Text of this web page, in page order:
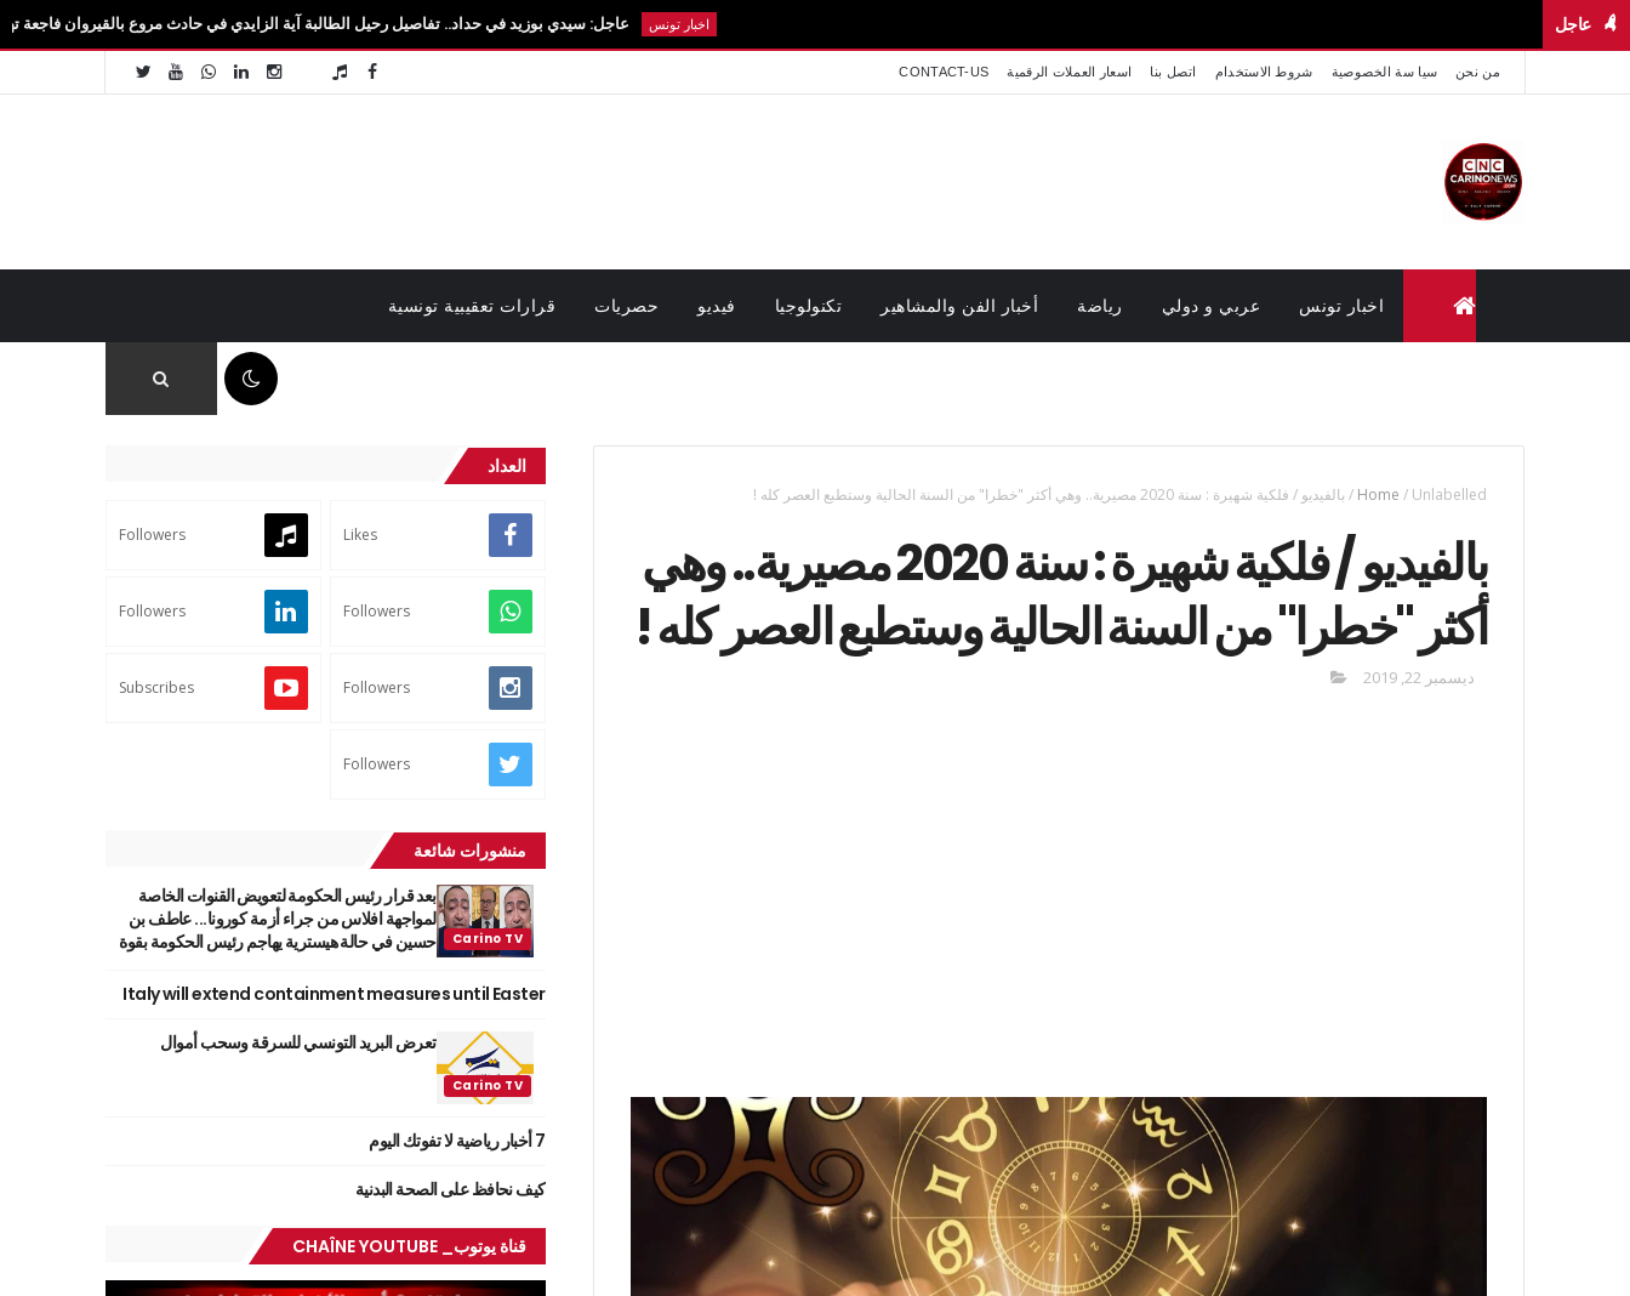
عاجل عاجل: سيدي بوزيد في حداد.. تفاصيل رحيل الطالبة آية الزايدي في حادث مروع بالقيروان فاجعة تهزّ سيدي بوزيد..
من نحن سيا سة الخصوصية شروط الاستخدام اتصل بنا اسعار العملات الرقمية CONTACT-US
اخبار تونس عربي و دولي رياضة أخبار الفن والمشاهير تكنولوجيا فيديو حصريات قرارات تعقيبية تونسية
Home / Unlabelled
/ بالفيديو / فلكية شهيرة : سنة 2020 مصيرية.. وهي أكثر "خطرا" من السنة الحالية وستطبع العصر كله !
بالفيديو / فلكية شهيرة : سنة 2020 مصيرية.. وهي
أكثر "خطرا" من السنة الحالية وستطبع العصر كله !
ديسمبر 22, 2019
العداد
Likes
Followers
Followers
Followers
Followers
Subscribes
Followers
منشورات شائعة
بعد قرار رئيس الحكومة لتعويض القنوات الخاصة
لمواجهة افلاس من جراء أزمة كورونا... عاطف بن
حسين في حالة هيسترية يهاجم رئيس الحكومة بقوة
Italy will extend containment measures until Easter
تعرض البريد التونسي للسرقة وسحب أموال
7 أخبار رياضية لا تفوتك اليوم
كيف نحافظ على الصحة البدنية
قناة يوتوب_ CHAÎNE YOUTUBE